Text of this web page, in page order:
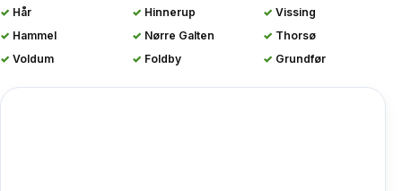
Hår
Hinnerup
Vissing
Hammel
Nørre Galten
Thorsø
Voldum
Foldby Grundfør